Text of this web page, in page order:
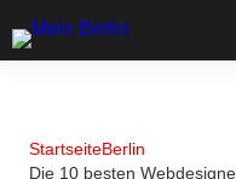
StartseiteBerlin
Die 10 besten